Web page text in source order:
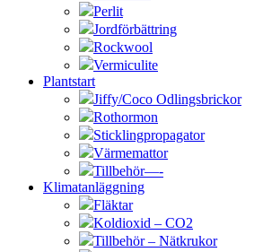
Perlit
Jordförbättring
Rockwool
Vermiculite
Plantstart
Jiffy/Coco Odlingsbrickor
Rothormon
Sticklingpropagator
Värmemattor
Tillbehör—-
Klimatanläggning
Fläktar
Koldioxid – CO2
Tillbehör – Nätkrukor